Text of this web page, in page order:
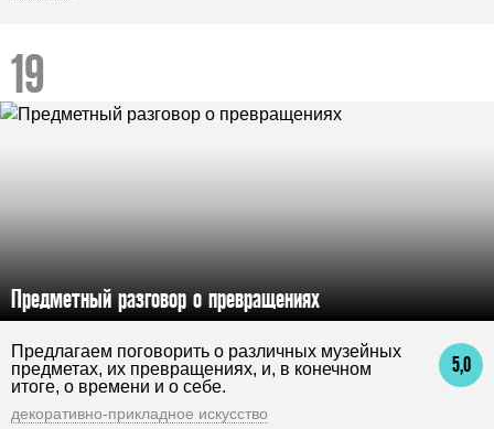
Предметный разговор о превращениях
5,0
Предлагаем поговорить о различных музейных
предметах, их превращениях, и, в конечном
итоге, о времени и о себе.
декоративно-прикладное искусство